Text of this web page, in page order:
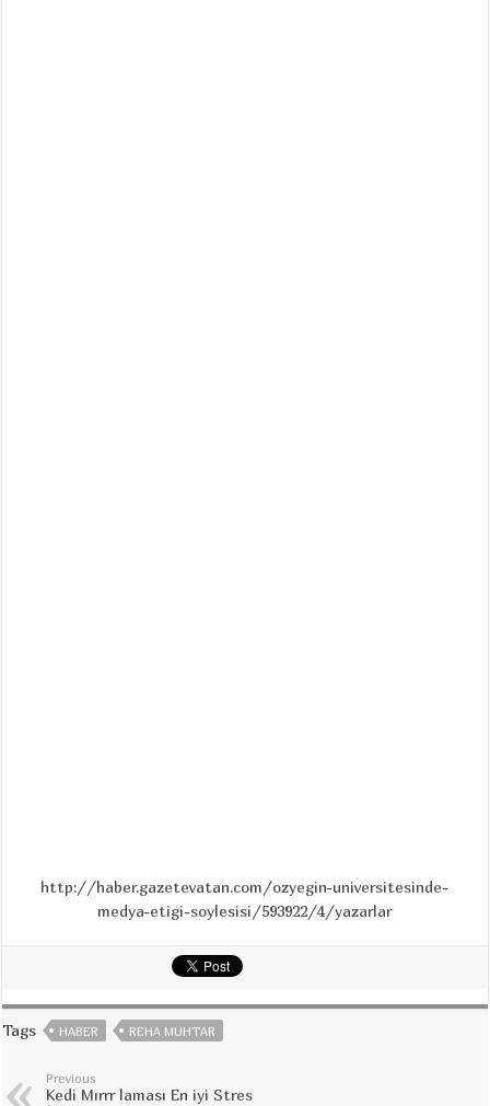
http://haber.gazetevatan.com/ozyegin-universitesinde-
medya-etigi-soylesisi/593922/4/yazarlar
Tags HABER REHA MUHTAR
Previous
Kedi Mırrr laması En iyi Stres